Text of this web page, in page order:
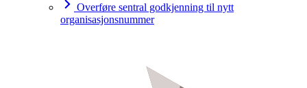
Overføre sentral godkjenning til nytt
organisasjonsnummer